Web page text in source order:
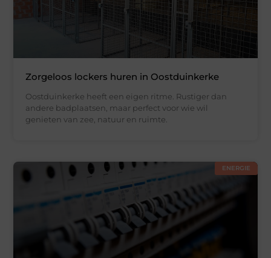
Zorgeloos lockers huren in Oostduinkerke
Oostduinkerke heeft een eigen ritme. Rustiger dan
andere badplaatsen, maar perfect voor wie wil
genieten van zee, natuur en ruimte.
ENERGIE